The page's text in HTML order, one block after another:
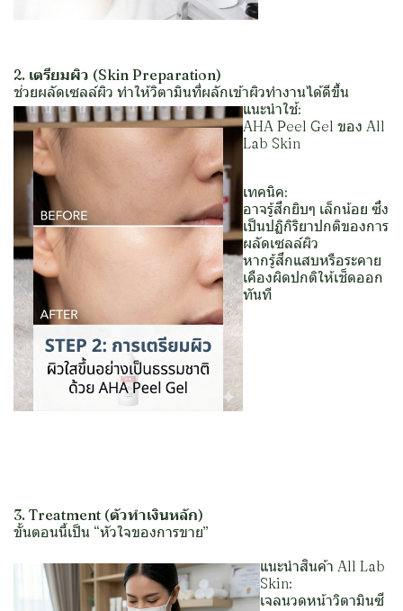
2. เตรียมผิว (Skin Preparation)
ช่วยผลัดเซลล์ผิว ทำให้วิตามินที่ผลักเข้าผิวทำงานได้ดีขึ้น
แนะนำใช้:
AHA Peel Gel ของ All
Lab Skin
เทคนิค:
อาจรู้สึกยิบๆ เล็กน้อย ซึ่ง
เป็นปฏิกิริยาปกติของการ
ผลัดเซลล์ผิว
หากรู้สึกแสบหรือระคาย
เคืองผิดปกติให้เช็ดออก
ทันที
3. Treatment (ตัวทำเงินหลัก)
ขั้นตอนนี้เป็น “หัวใจของการขาย”
แนะนำสินค้า All Lab
Skin:
เจลนวดหน้าวิตามินซี